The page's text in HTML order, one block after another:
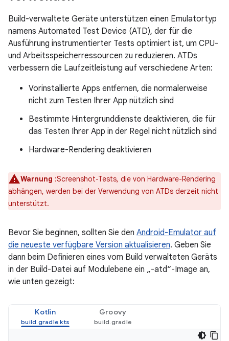
Build-verwaltete Geräte unterstützen einen Emulatortyp
namens Automated Test Device (ATD), der für die
Ausführung instrumentierter Tests optimiert ist, um CPU-
und Arbeitsspeicherressourcen zu reduzieren. ATDs
verbessern die Laufzeitleistung auf verschiedene Arten:
Vorinstallierte Apps entfernen, die normalerweise
nicht zum Testen Ihrer App nützlich sind
Bestimmte Hintergrunddienste deaktivieren, die für
das Testen Ihrer App in der Regel nicht nützlich sind
Hardware-Rendering deaktivieren
Warnung :Screenshot-Tests, die von Hardware-Rendering
abhängen, werden bei der Verwendung von ATDs derzeit nicht
unterstützt.
Bevor Sie beginnen, sollten Sie den Android-Emulator auf
die neueste verfügbare Version aktualisieren. Geben Sie
dann beim Definieren eines vom Build verwalteten Geräts
in der Build-Datei auf Modulebene ein „-atd“-Image an,
wie unten gezeigt:
Kotlin Groovy